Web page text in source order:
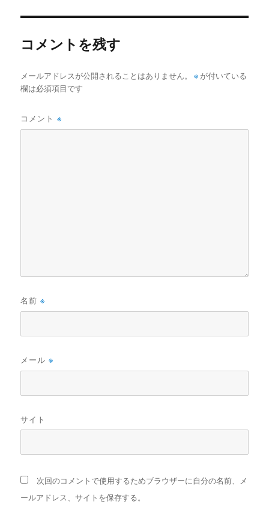
コメントを残す
メールアドレスが公開されることはありません。 ※ が付いている
欄は必須項目です
コメント※
名前※
メール※
サイト
次回のコメントで使用するためブラウザーに自分の名前、メ
ールアドレス、サイトを保存する。